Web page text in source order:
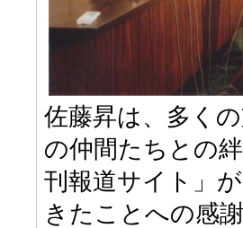
佐藤昇は、多く
の仲間たちとの
刊報道サイト」
きたことへの感